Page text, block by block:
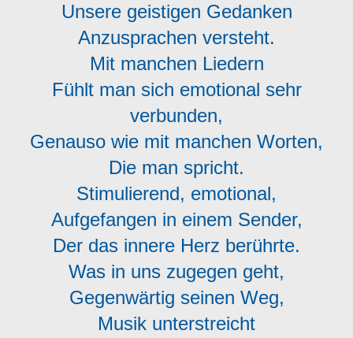
Unsere geistigen Gedanken
Anzusprachen versteht.
Mit manchen Liedern
Fühlt man sich emotional sehr
verbunden,
Genauso wie mit manchen Worten,
Die man spricht.
Stimulierend, emotional,
Aufgefangen in einem Sender,
Der das innere Herz berührte.
Was in uns zugegen geht,
Gegenwärtig seinen Weg,
Musik unterstreicht